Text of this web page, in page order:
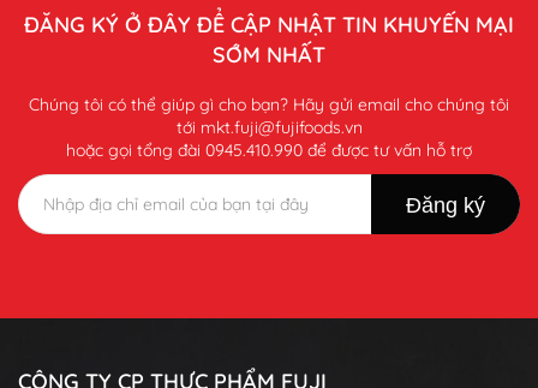
ĐĂNG KÝ Ở ĐÂY ĐỂ CẬP NHẬT TIN KHUYẾN MẠI
SỚM NHẤT
Chúng tôi có thể giúp gì cho bạn? Hãy gửi email cho chúng tôi
tới mkt.fuji@fujifoods.vn
hoặc gọi tổng đài 0945.410.990 để được tư vấn hỗ trợ
CÔNG TY CP THỰC PHẨM FUJI